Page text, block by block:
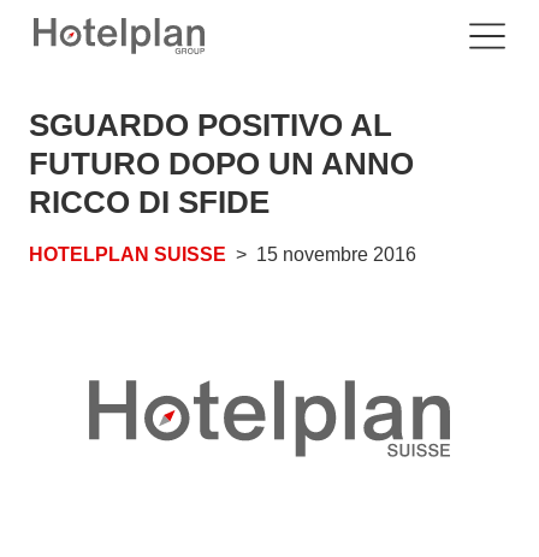
SGUARDO POSITIVO AL
FUTURO DOPO UN ANNO
RICCO DI SFIDE
HOTELPLAN SUISSE 15 novembre 2016